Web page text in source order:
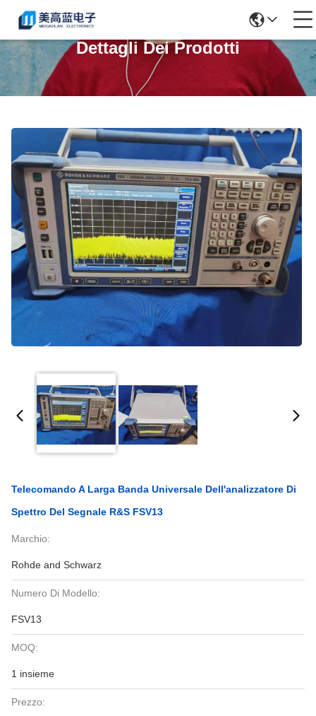
Dettagli Dei Prodotti
Telecomando A Larga Banda Universale Dell'analizzatore Di
Spettro Del Segnale R&S FSV13
Marchio:
Rohde and Schwarz
Numero Di Modello:
FSV13
MOQ:
1 insieme
Prezzo: